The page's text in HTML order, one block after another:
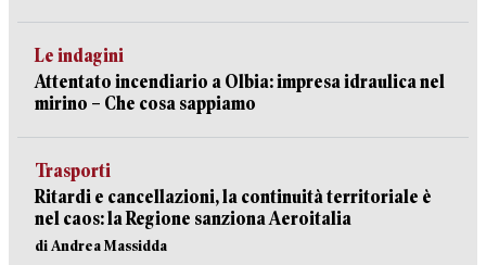
Le indagini
Attentato incendiario a Olbia: impresa idraulica nel
mirino – Che cosa sappiamo
Trasporti
Ritardi e cancellazioni, la continuità territoriale è
nel caos: la Regione sanziona Aeroitalia
di Andrea Massidda